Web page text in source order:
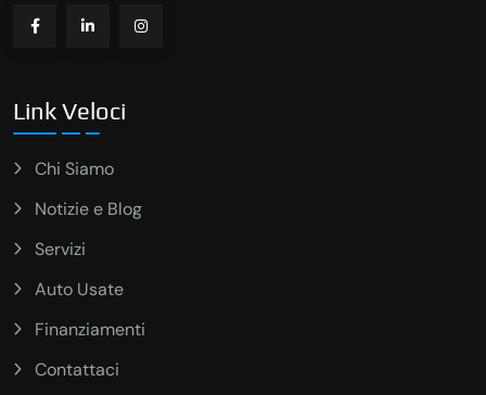
Link Veloci
Chi Siamo
Notizie e Blog
Servizi
Auto Usate
Finanziamenti
Contattaci